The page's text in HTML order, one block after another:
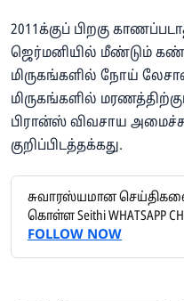
2011க்குப் பிறகு
ஜெர்மனியில் மீண்டும்
மிருகங்களில் நோய்
மிருகங்களில்
பிரான்ஸ் விவசாய
குறிப்பிடத்தக்கது.
சுவாரஸ்யமான
கொள்ள Seithi
FOLLOW NOW